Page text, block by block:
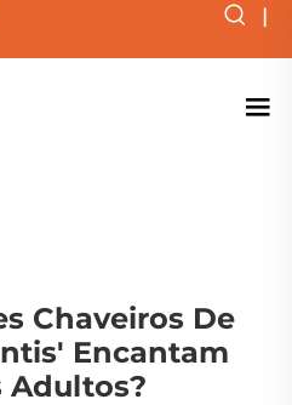
|
Chaveiros De
Encantam
Adultos?